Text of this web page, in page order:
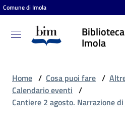
Vai al contenuto
Vai alla navigazione
Vai al footer
Comune di Imola
Imola
Biblioteca
comunale
Home / Cosa puoi fare /
Calendario eventi /
Cantiere 2 agosto. Narrazione